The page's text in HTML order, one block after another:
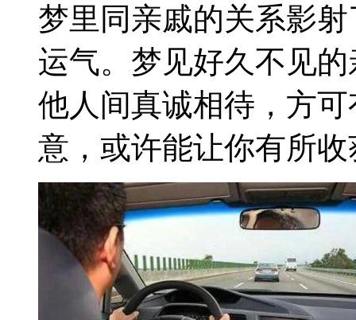
梦里同亲戚的关系影
运气。梦见好久不见
他人间真诚相待，方
意，或许能让你有所